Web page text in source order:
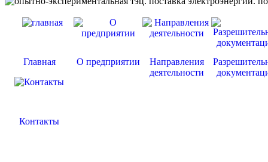
Главная О предприятии
Направления
деятельности
Контакты